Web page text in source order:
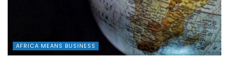
AFRICA MEANS BUSINESS